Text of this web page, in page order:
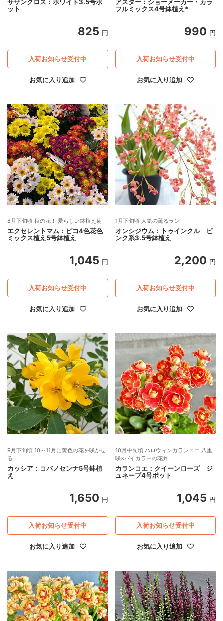
サザンクロス：ホワイト3.5号ポ
ット
825 円
お気に入り追加
入荷お知らせ受付中
アスター：ショーメーカー・カラ
フルミックス4号鉢植え*
990 円
お気に入り追加
入荷お知らせ受付中
8月下旬頃 秋の花！ 愛らしい鉢植え菊
エクセレントマム：ピコ4色花色
ミックス植え5号鉢植え
1,045 円
お気に入り追加
入荷お知らせ受付中
1月下旬頃 人気の薫るラン
オンシジウム：トゥインクル ピ
ンク系3.5号鉢植え
2,200 円
お気に入り追加
入荷お知らせ受付中
9月下旬頃 10～11月に黄色の花を咲かせ
る
カッシア：コバノセンナ5号鉢植
え
1,650 円
お気に入り追加
入荷お知らせ受付中
10月中旬頃 ハロウィンカランコエ 八重
咲×バイカラーの花弁
カランコエ：クイーンローズ ジ
ュネーブ4号ポット
1,045 円
お気に入り追加
入荷お知らせ受付中